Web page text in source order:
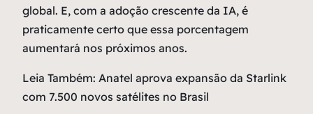
global. E, com a adoção crescente da IA, é
praticamente certo que essa porcentagem
aumentará nos próximos anos.
Leia Também: Anatel aprova expansão da Starlink
com 7.500 novos satélites no Brasil